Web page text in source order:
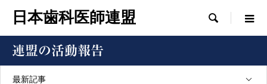
日本歯科医師連盟 
連盟の活動報告
最新記事